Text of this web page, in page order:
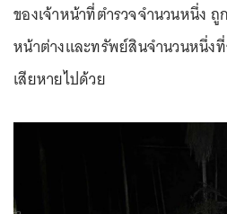
ของเจ้าหน้าที่ตำรวจจำนวนหนึ่ง ถู
หน้าต่างและทรัพย์สินจำนวนหนึ่ง
เสียหายไปด้วย